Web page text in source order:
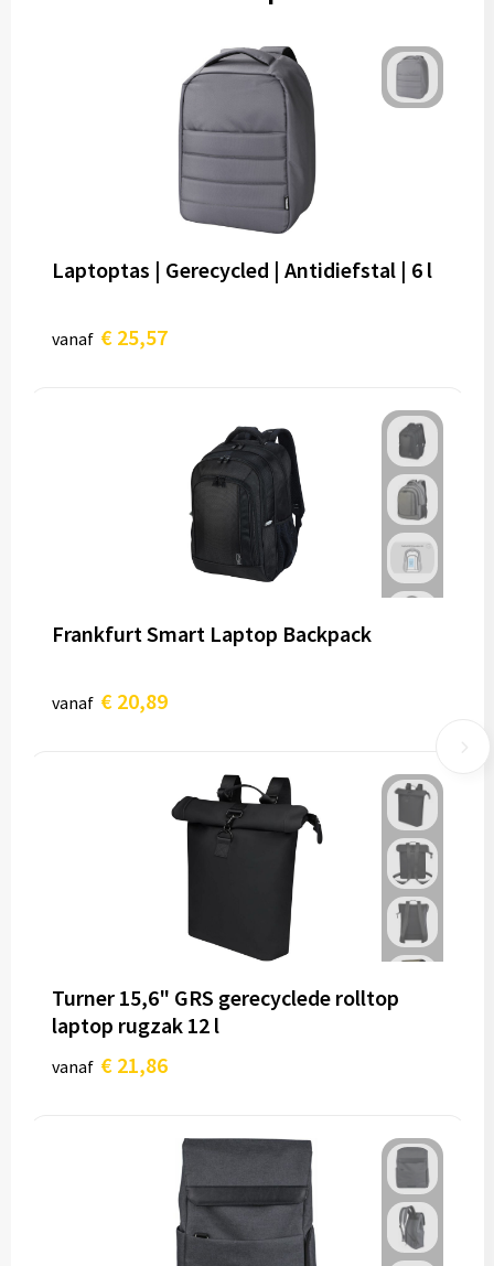
Laptoptas | Gerecycled | Antidiefstal | 6 l
vanaf € 25,57
Frankfurt Smart Laptop Backpack
vanaf € 20,89
Turner 15,6" GRS gerecyclede rolltop
laptop rugzak 12 l
vanaf € 21,86